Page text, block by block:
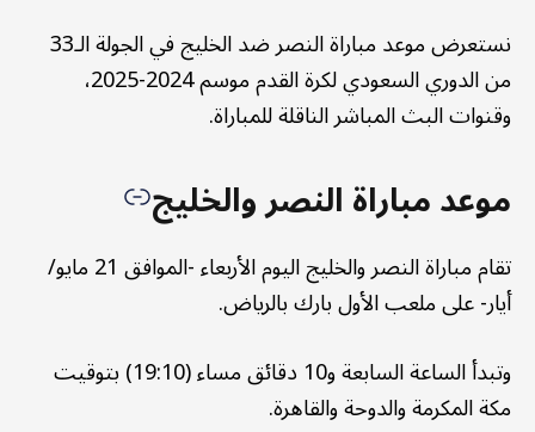
نستعرض موعد مباراة النصر ضد الخليج في الجولة الـ33
من الدوري السعودي لكرة القدم موسم 2024-2025،
وقنوات البث المباشر الناقلة للمباراة.
موعد مباراة النصر والخليج
تقام مباراة النصر والخليج اليوم الأربعاء -الموافق 21 مايو/
أيار- على ملعب الأول بارك بالرياض.
وتبدأ الساعة السابعة و10 دقائق مساء (19:10) بتوقيت
مكة المكرمة والدوحة والقاهرة.